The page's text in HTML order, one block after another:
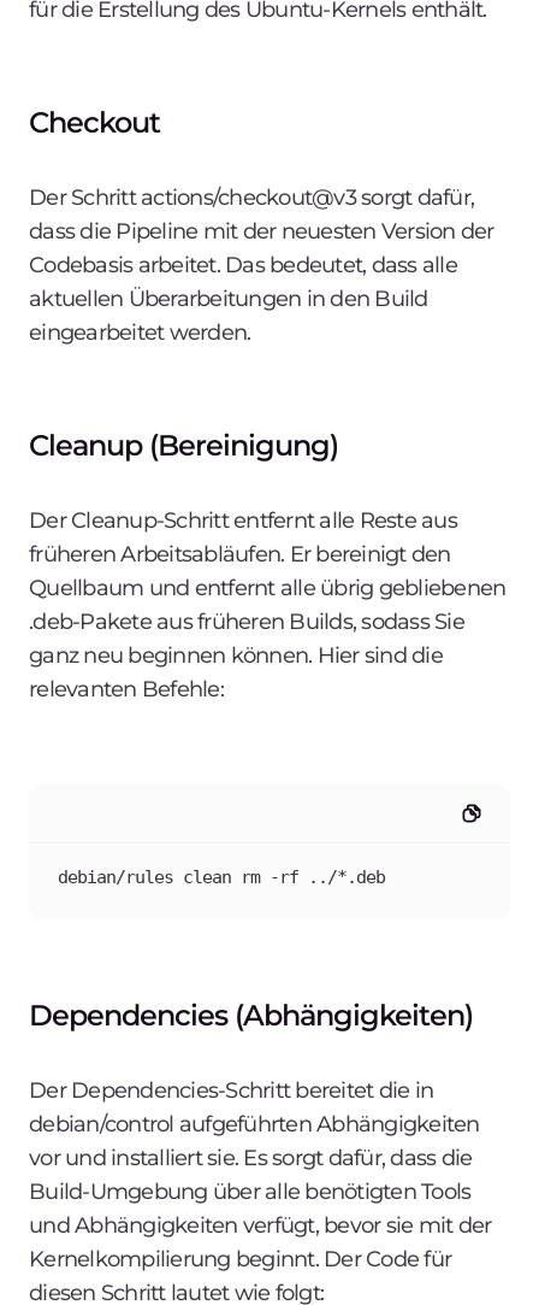
für die Erstellung des Ubuntu-Kernels enthält.
Checkout
Der Schrittactions/checkout@v3 sorgt dafür,
dass die Pipeline mit der neuesten Version der
Codebasis arbeitet. Das bedeutet, dass alle
aktuellen Überarbeitungen in den Build
eingearbeitet werden.
Cleanup (Bereinigung)
Der Cleanup-Schritt entfernt alle Reste aus
früheren Arbeitsabläufen. Er bereinigt den
Quellbaum und entfernt alle übrig gebliebenen
.deb-Pakete aus früheren Builds, sodass Sie
ganz neu beginnen können. Hier sind die
relevanten Befehle:
debian/rules clean rm -rf ../*.deb
Dependencies (Abhängigkeiten)
Der Dependencies-Schritt bereitet die in
debian/control aufgeführten Abhängigkeiten
vor und installiert sie. Es sorgt dafür, dass die
Build-Umgebung über alle benötigten Tools
und Abhängigkeiten verfügt, bevor sie mit der
Kernelkompilierung beginnt. Der Code für
diesen Schritt lautet wie folgt: